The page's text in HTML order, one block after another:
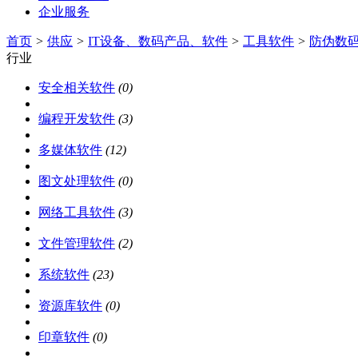
企业服务
首页 > 供应 > IT设备、数码产品、软件 > 工具软件 > 防伪数
行业
安全相关软件 (0)
编程开发软件 (3)
多媒体软件 (12)
图文处理软件 (0)
网络工具软件 (3)
文件管理软件 (2)
系统软件 (23)
资源库软件 (0)
印章软件 (0)